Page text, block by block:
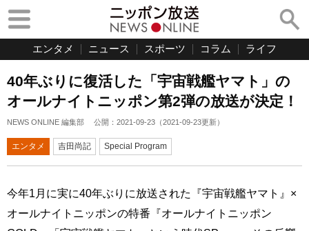
エンタメ ニュース スポーツ コラム ライフ
40年ぶりに復活した「宇宙戦艦ヤマト」の
オールナイトニッポン第2弾の放送が決定！
NEWS ONLINE 編集部 公開： 2021-09-23 （2021-09-23更新）
エンタメ 吉田尚記 Special Program
今年1月に実に40年ぶりに放送された『宇宙戦艦ヤマト』×
オールナイトニッポンの特番『オールナイトニッポン